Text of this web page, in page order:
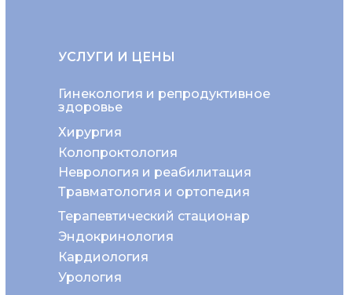
Неврология и реабилитация
Колопроктология
Хирургия
Гинекология и репродуктивное
здоровье
Травматология и ортопедия
Эндокринология
Терапевтический стационар
Кардиология
Урология
УСЛУГИ И ЦЕНЫ